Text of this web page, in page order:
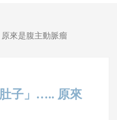
來是腹主動脈瘤
肚子」….. 原來